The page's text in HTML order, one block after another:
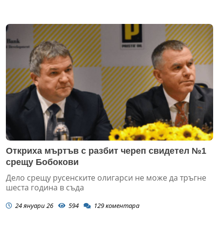
Откриха мъртъв с разбит череп свидетел №1
срещу Бобокови
Дело срещу русенските олигарси не може да тръгне
шеста година в съда
24 януари 26 594 129коментара